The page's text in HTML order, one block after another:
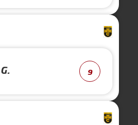
G. 9